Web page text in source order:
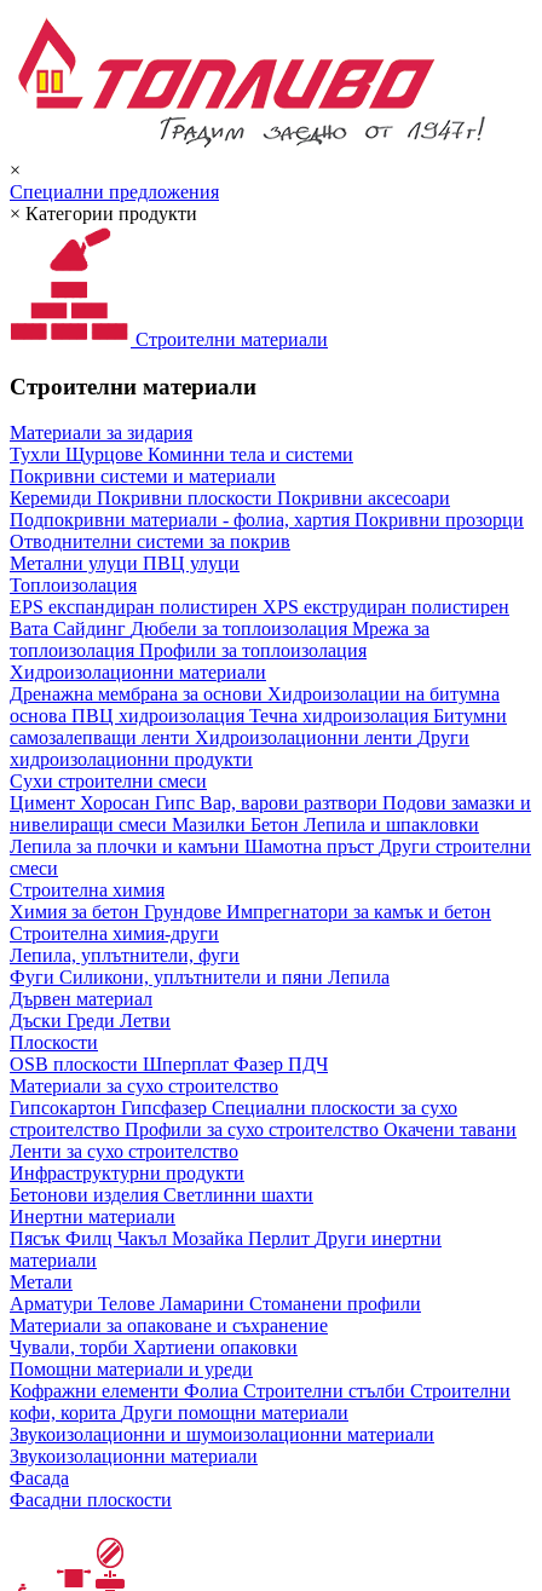
×
Специални предложения
× Категории продукти
Строителни материали
Строителни материали
Материали за зидария
Тухли Щурцове Коминни тела и системи
Покривни системи и материали
Керемиди Покривни плоскости Покривни аксесоари
Подпокривни материали - фолиа, хартия Покривни прозорци
Отводнителни системи за покрив
Метални улуци ПВЦ улуци
Топлоизолация
EPS експандиран полистирен XPS екструдиран полистирен
Вата Сайдинг Дюбели за топлоизолация Мрежа за
топлоизолация Профили за топлоизолация
Хидроизолационни материали
Дренажна мембрана за основи Хидроизолации на битумна
основа ПВЦ хидроизолация Течна хидроизолация Битумни
самозалепващи ленти Хидроизолационни ленти Други
хидроизолационни продукти
Сухи строителни смеси
Цимент Хоросан Гипс Вар, варови разтвори Подови замазки и
нивелиращи смеси Мазилки Бетон Лепила и шпакловки
Лепила за плочки и камъни Шамотна пръст Други строителни
смеси
Строителна химия
Химия за бетон Грундове Импрегнатори за камък и бетон
Строителна химия-други
Лепила, уплътнители, фуги
Фуги Силикони, уплътнители и пяни Лепила
Дървен материал
Дъски Греди Летви
Плоскости
OSB плоскости Шперплат Фазер ПДЧ
Материали за сухо строителство
Гипсокартон Гипсфазер Специални плоскости за сухо
строителство Профили за сухо строителство Окачени тавани
Ленти за сухо строителство
Инфраструктурни продукти
Бетонови изделия Светлинни шахти
Инертни материали
Пясък Филц Чакъл Мозайкa Перлит Други инертни
материали
Метали
Арматури Телове Ламарини Стоманени профили
Материали за опаковане и съхранение
Чували, торби Хартиени опаковки
Помощни материали и уреди
Кофражни елементи Фолиа Строителни стълби Строителни
кофи, корита Други помощни материали
Звукоизолационни и шумоизолационни материали
Звукоизолационни материали
Фасада
Фасадни плоскости